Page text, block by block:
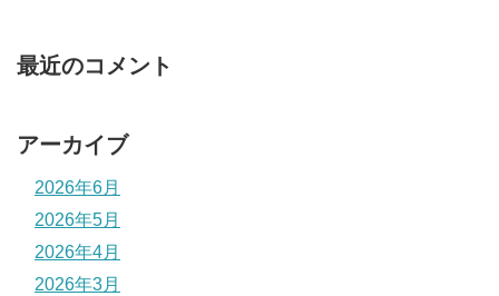
最近のコメント
アーカイブ
2026年6月
2026年5月
2026年4月
2026年3月